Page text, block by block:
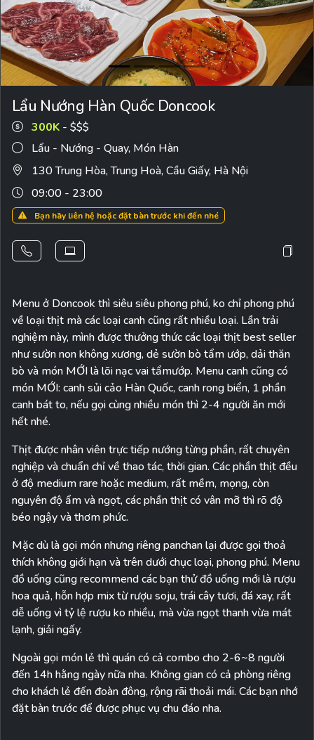
Lẩu Nướng Hàn Quốc Doncook
300K - $$$
Lẩu - Nướng - Quay, Món Hàn
130 Trung Hòa, Trung Hoà, Cầu Giấy, Hà Nội
09:00 - 23:00
Bạn hãy liên hệ hoặc đặt bàn trước khi đến nhé
Menu ở Doncook thì siêu siêu phong phú, ko chỉ phong phú
về loại thịt mà các loại canh cũng rất nhiều loại. Lần trải
nghiệm này, mình được thưởng thức các loại thịt best seller
như sườn non không xương, dẻ sườn bò tẩm ướp, dải thăn
bò và món MỚI là lõi nạc vai tẩmướp. Menu canh cũng có
món MỚI: canh sủi cảo Hàn Quốc, canh rong biển, 1 phần
canh bát to, nếu gọi cùng nhiều món thì 2-4 người ăn mới
hết nhé.
Thịt được nhân viên trực tiếp nướng từng phần, rất chuyên
nghiệp và chuẩn chỉ về thao tác, thời gian. Các phần thịt đều
ở độ medium rare hoặc medium, rất mềm, mọng, còn
nguyên độ ẩm và ngọt, các phần thịt có vân mỡ thì rõ độ
béo ngậy và thơm phức.
Mặc dù là gọi món nhưng riêng panchan lại được gọi thoả
thích không giới hạn và trên dưới chục loại, phong phú. Menu
đồ uống cũng recommend các bạn thử đồ uống mới là rượu
hoa quả, hỗn hợp mix từ rượu soju, trái cây tươi, đá xay, rất
dễ uống vì tỷ lệ rượu ko nhiều, mà vừa ngọt thanh vừa mát
lạnh, giải ngấy.
Ngoài gọi món lẻ thì quán có cả combo cho 2-6~8 người
đến 14h hằng ngày nữa nha. Không gian có cả phòng riêng
cho khách lẻ đến đoàn đông, rộng rãi thoải mái. Các bạn nhớ
đặt bàn trước để được phục vụ chu đáo nha.